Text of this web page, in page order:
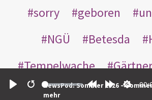
Restart
NewsPod: Sommer 2026 –
mehr
sorry
geboren
NGÜ
Betesda
Tempelwache
Gärtner
Gottes
Bote